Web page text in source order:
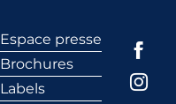
Espace presse
Brochures
Labels